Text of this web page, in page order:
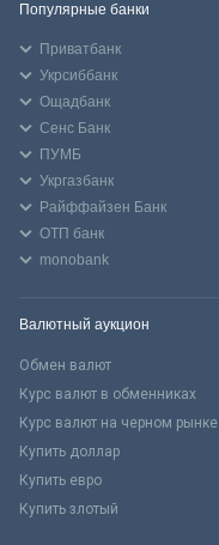
Популярные банки
Приватбанк
Укрсиббанк
Ощадбанк
Сенс Банк
ПУМБ
Укргазбанк
Райффайзен Банк
ОТП банк
monobank
Валютный аукцион
Обмен валют
Курс валют в обменниках
Курс валют на черном рынке
Купить доллар
Купить евро
Купить злотый